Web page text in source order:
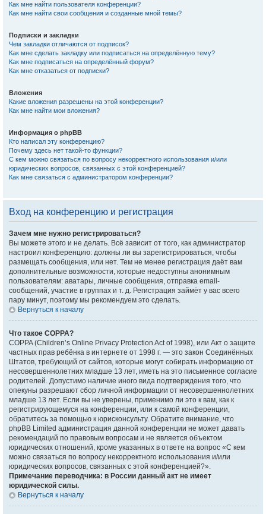
Как мне найти пользователя конференции?
Как мне найти свои сообщения и созданные мной темы?
Подписки и закладки
Чем закладки отличаются от подписок?
Как мне сделать закладку или подписаться на определённую тему?
Как мне подписаться на определённый форум?
Как мне отказаться от подписки?
Вложения
Какие вложения разрешены на этой конференции?
Как мне найти мои вложения?
Информация о phpBB
Кто написал эту конференцию?
Почему здесь нет такой-то функции?
С кем можно связаться по вопросу некорректного использования и/или
юридических вопросов, связанных с этой конференцией?
Как мне связаться с администратором конференции?
Вход на конференцию и регистрация
Зачем мне нужно регистрироваться?
Вы можете этого и не делать. Всё зависит от того, как администратор
настроил конференцию: должны ли вы зарегистрироваться, чтобы
размещать сообщения, или нет. Тем не менее регистрация даёт вам
дополнительные возможности, которые недоступны анонимным
пользователям: аватары, личные сообщения, отправка email-
сообщений, участие в группах и т. д. Регистрация займёт у вас всего
пару минут, поэтому мы рекомендуем это сделать.
Вернуться к началу
Что такое COPPA?
COPPA (Children’s Online Privacy Protection Act of 1998), или Акт о защите
частных прав ребёнка в интернете от 1998 г. — это закон Соединённых
Штатов, требующий от сайтов, которые могут собирать информацию от
несовершеннолетних младше 13 лет, иметь на это письменное согласие
родителей. Допустимо наличие иного вида подтверждения того, что
опекуны разрешают сбор личной информации от несовершеннолетних
младше 13 лет. Если вы не уверены, применимо ли это к вам, как к
регистрирующемуся на конференции, или к самой конференции,
обратитесь за помощью к юрисконсульту. Обратите внимание, что
phpBB Limited администрация данной конференции не может давать
рекомендаций по правовым вопросам и не является объектом
юридических отношений, кроме указанных в ответе на вопрос «С кем
можно связаться по вопросу некорректного использования и/или
юридических вопросов, связанных с этой конференцией?».
Примечание переводчика: в России данный акт не имеет
юридической силы.
Вернуться к началу